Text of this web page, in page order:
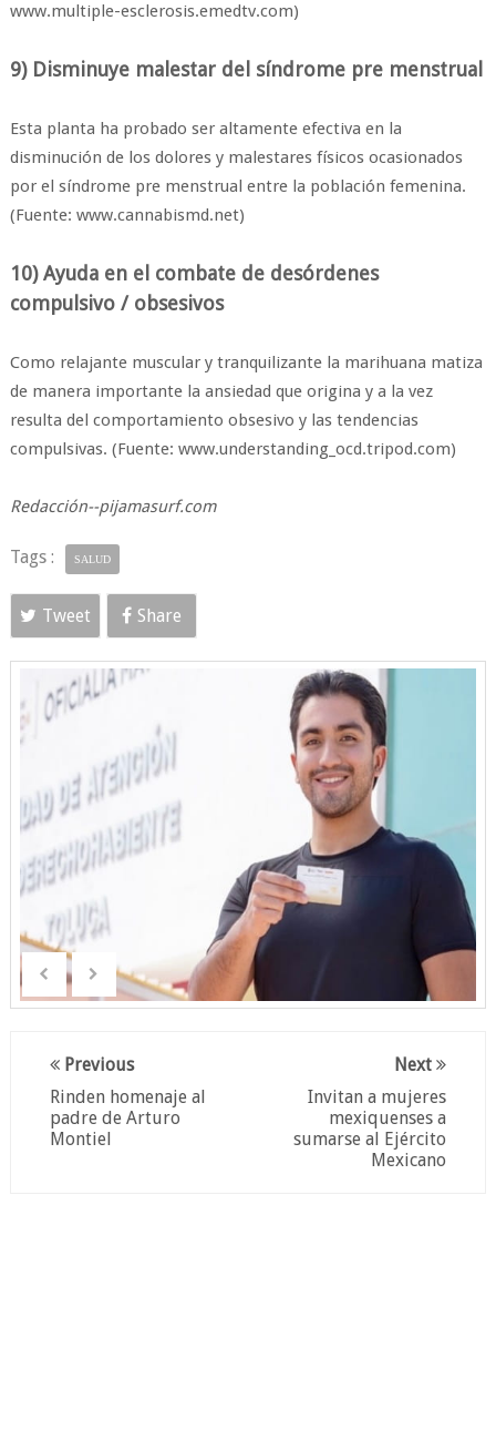
www.multiple-esclerosis.emedtv.com)
9) Disminuye malestar del síndrome pre menstrual
Esta planta ha probado ser altamente efectiva en la
disminución de los dolores y malestares físicos ocasionados
por el síndrome pre menstrual entre la población femenina.
(Fuente: www.cannabismd.net)
10) Ayuda en el combate de desórdenes
compulsivo / obsesivos
Como relajante muscular y tranquilizante la marihuana matiza
de manera importante la ansiedad que origina y a la vez
resulta del comportamiento obsesivo y las tendencias
compulsivas. (Fuente: www.understanding_ocd.tripod.com)
Redacción--pijamasurf.com
Tags : SALUD
Tweet Share
Next
Invitan a mujeres
mexiquenses a
sumarse al Ejército
Mexicano
Previous
Rinden homenaje al
padre de Arturo
Montiel